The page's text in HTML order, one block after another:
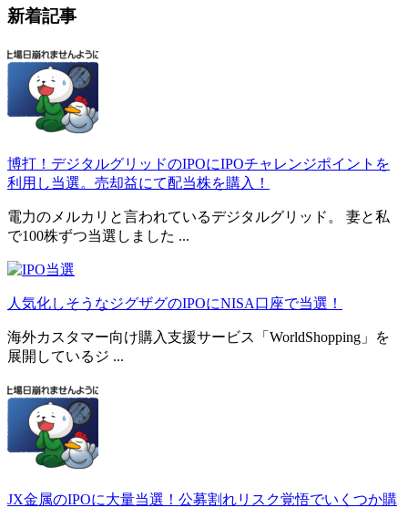
新着記事
博打！デジタルグリッドのIPOにIPOチャレンジポイントを
利用し当選。売却益にて配当株を購入！
電力のメルカリと言われているデジタルグリッド。 妻と私
で100株ずつ当選しました ...
人気化しそうなジグザグのIPOにNISA口座で当選！
海外カスタマー向け購入支援サービス「WorldShopping」を
展開しているジ ...
JX金属のIPOに大量当選！公募割れリスク覚悟でいくつか購